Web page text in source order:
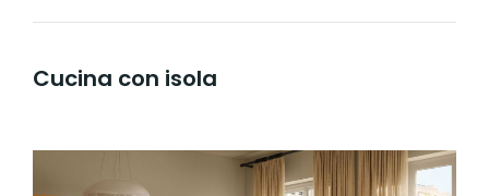
Cucina con isola